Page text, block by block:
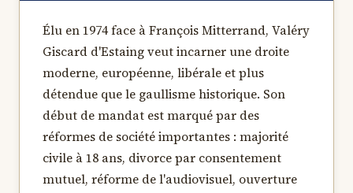
Élu en 1974 face à François Mitterrand, Valéry
Giscard d'Estaing veut incarner une droite
moderne, européenne, libérale et plus
détendue que le gaullisme historique. Son
début de mandat est marqué par des
réformes de société importantes : majorité
civile à 18 ans, divorce par consentement
mutuel, réforme de l'audiovisuel, ouverture